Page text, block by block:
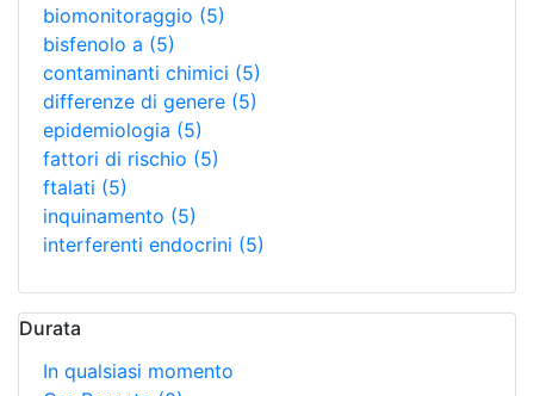
biomonitoraggio (5)
bisfenolo a (5)
contaminanti chimici (5)
differenze di genere (5)
epidemiologia (5)
fattori di rischio (5)
ftalati (5)
inquinamento (5)
interferenti endocrini (5)
Durata
In qualsiasi momento